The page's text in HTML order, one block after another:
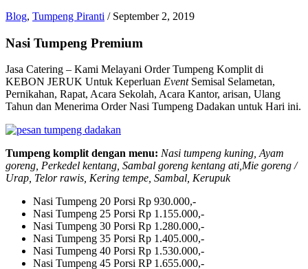
Blog, Tumpeng Piranti / September 2, 2019
Nasi Tumpeng Premium
Jasa Catering – Kami Melayani Order Tumpeng Komplit di
KEBON JERUK Untuk Keperluan EventSemisal Selametan,
Pernikahan, Rapat, Acara Sekolah, Acara Kantor, arisan, Ulang
Tahun dan Menerima Order Nasi Tumpeng Dadakan untuk Hari ini.
Tumpeng komplit dengan menu: Nasi tumpeng kuning, Ayam
goreng, Perkedel kentang, Sambal goreng kentang ati,Mie goreng /
Urap, Telor rawis, Kering tempe, Sambal, Kerupuk
Nasi Tumpeng 20 Porsi Rp 930.000,-
Nasi Tumpeng 25 Porsi Rp 1.155.000,-
Nasi Tumpeng 30 Porsi Rp 1.280.000,-
Nasi Tumpeng 35 Porsi Rp 1.405.000,-
Nasi Tumpeng 40 Porsi Rp 1.530.000,-
Nasi Tumpeng 45 Porsi RP 1.655.000,-